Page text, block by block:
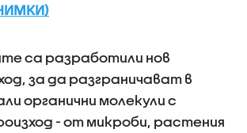
са разработили нов
за да разграничават в
органични молекули с
- от микроби, растения